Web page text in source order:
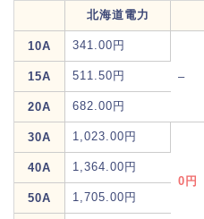
北海道電力
10A 341.00円
–
15A 511.50円
20A 682.00円
30A 1,023.00円
0円
40A 1,364.00円
50A 1,705.00円